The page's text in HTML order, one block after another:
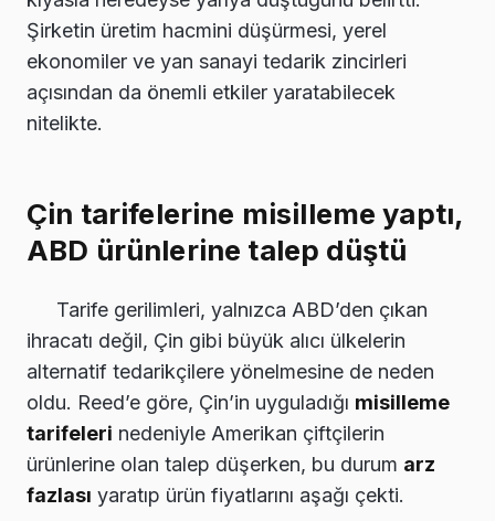
Şirketin üretim hacmini düşürmesi, yerel
ekonomiler ve yan sanayi tedarik zincirleri
açısından da önemli etkiler yaratabilecek
nitelikte.
Çin tarifelerine misilleme yaptı,
ABD ürünlerine talep düştü
Tarife gerilimleri, yalnızca ABD’den çıkan
ihracatı değil, Çin gibi büyük alıcı ülkelerin
alternatif tedarikçilere yönelmesine de neden
oldu. Reed’e göre, Çin’in uyguladığı misilleme
tarifeleri nedeniyle Amerikan çiftçilerin
ürünlerine olan talep düşerken, bu durum arz
fazlası yaratıp ürün fiyatlarını aşağı çekti.